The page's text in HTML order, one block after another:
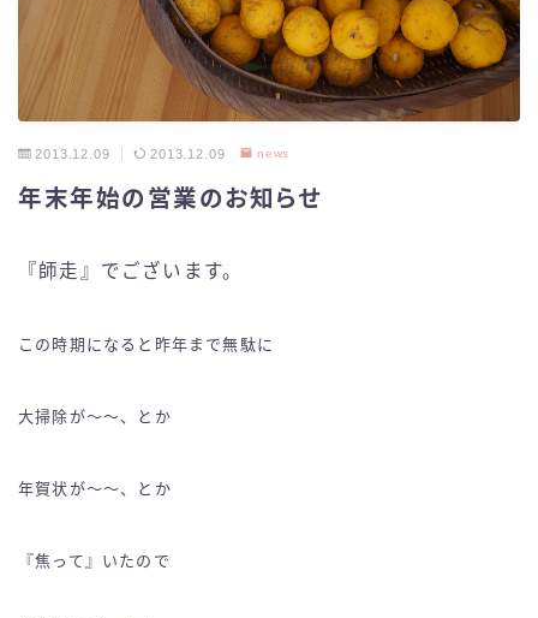
2013.12.09 2013.12.09 news
年末年始の営業のお知らせ
『師走』でございます。
この時期になると昨年まで無駄に
大掃除が〜〜、とか
年賀状が〜〜、とか
『焦って』いたので